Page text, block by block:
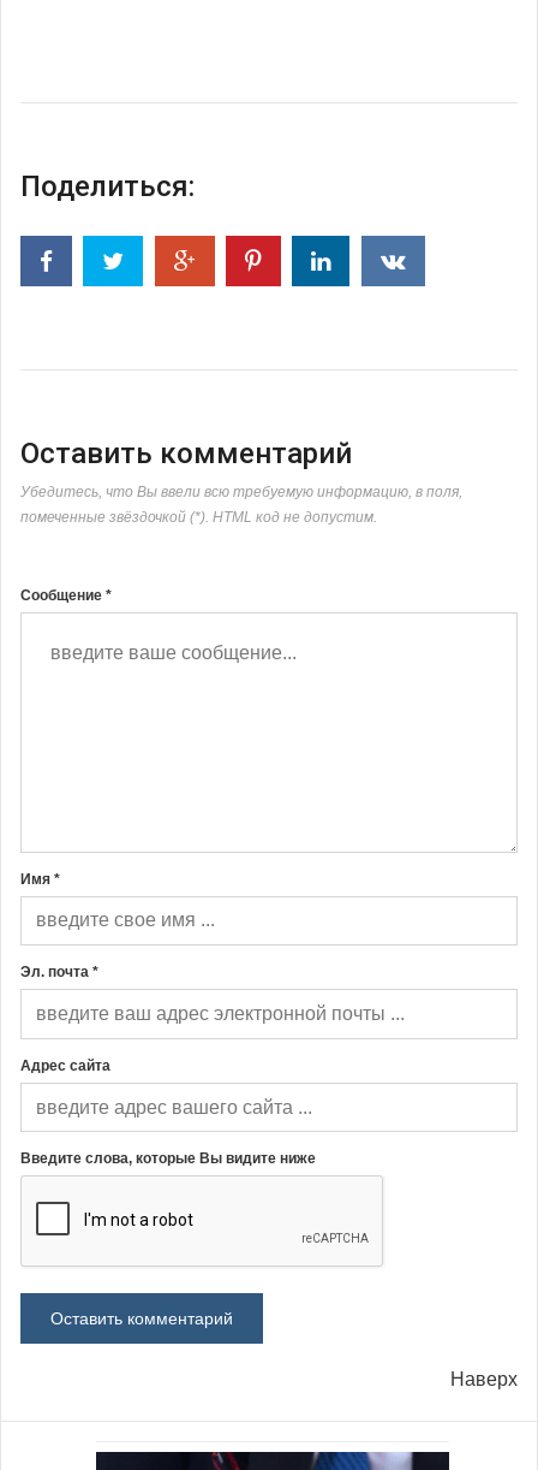
Поделиться:
Оставить комментарий
Убедитесь, что Вы ввели всю требуемую информацию, в поля,
помеченные звёздочкой (*). HTML код не допустим.
Сообщение *
Имя *
Эл. почта *
Адрес сайта
Введите слова, которые Вы видите ниже
Наверх